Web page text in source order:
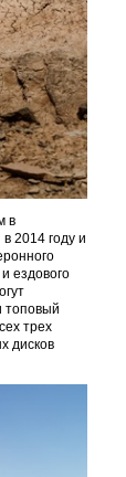
в
2014 году и
ездового
топовый
трех
дисков